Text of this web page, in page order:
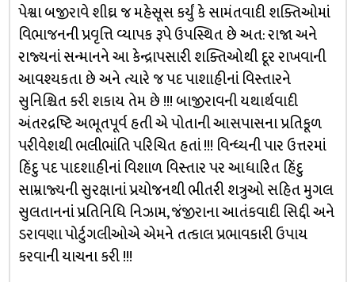
પેશ્વા બજીરાવે શીઘ્ર જ મહેસૂસ કર્યું કે સામંતવાદી શક્તિઓમાં
વિભાજનની પ્રવૃત્તિ વ્યાપક રૂપે ઉપસ્થિત છે અત: રાજા અને
રાજ્યનાં સન્માનને આ કેન્દ્રાપસારી શક્તિઓથી દૂર રાખવાની
આવશ્યકતા છે અને ત્યારે જ પદ પાશાહીનાં વિસ્તારને
સુનિશ્ચિત કરી શકાય તેમ છે !!! બાજીરાવની યથાર્થવાદી
અંતરદ્રષ્ટિ અભૂતપૂર્વ હતી એ પોતાની આસપાસના પ્રતિકૂળ
પરીવેશથી ભલીભાંતિ પરિચિત હતાં !!! વિન્ધ્યની પાર ઉત્તરમાં
હિંદુ પદ પાદશાહીનાં વિશાળ વિસ્તાર પર આધારિત હિંદુ
સામ્રાજ્યની સુરક્ષાનાં પ્રયોજનથી ભીતરી શત્રુઓ સહિત મુગલ
સુલતાનનાં પ્રતિનિધિ નિઝામ, જંજીરાના આતંકવાદી સિદ્દી અને
ડરાવણા પોર્ટુગલીઓએ એમને તત્કાલ પ્રભાવકારી ઉપાય
કરવાની યાચના કરી !!!